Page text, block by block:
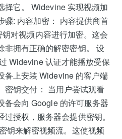
择它。 Widevine 实现视频加
骤: 内容加密： 内容提供商首
对视频内容进行加密。这会
非拥有正确的解密密钥。 设
Widevine 认证才能播放受保
备上安装 Widevine 的客户端
密钥交付： 当用户尝试观看
备会向 Google 的许可服务器
授权，服务器会提供密钥。
钥来解密视频流。这使视频